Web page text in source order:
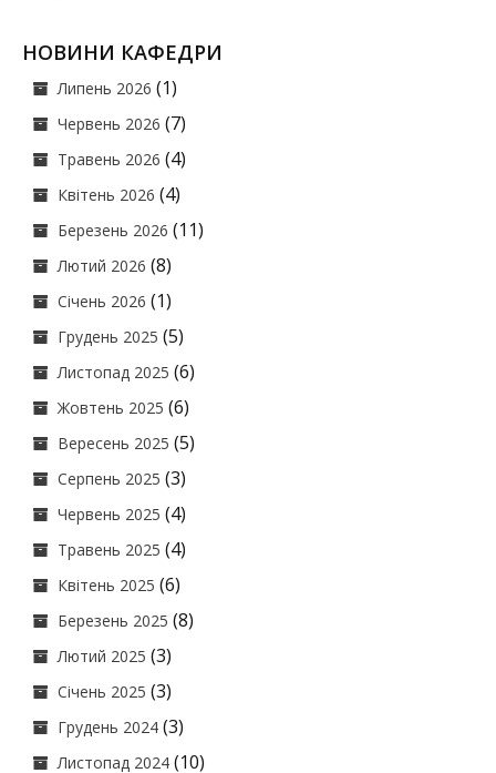
НОВИНИ КАФЕДРИ
Липень 2026 (1)
Червень 2026 (7)
Травень 2026 (4)
Квітень 2026 (4)
Березень 2026 (11)
Лютий 2026 (8)
Січень 2026 (1)
Грудень 2025 (5)
Листопад 2025 (6)
Жовтень 2025 (6)
Вересень 2025 (5)
Серпень 2025 (3)
Червень 2025 (4)
Травень 2025 (4)
Квітень 2025 (6)
Березень 2025 (8)
Лютий 2025 (3)
Січень 2025 (3)
Грудень 2024 (3)
Листопад 2024 (10)